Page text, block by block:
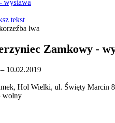
wystawa
tekst
Zamkowy -
10.02.2019
Hol Wielki, ul. Święty Marcin
wolny